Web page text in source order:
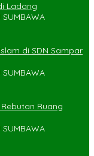
Ladang
SUMBAWA
di SDN Sampar
SUMBAWA
Ruang
SUMBAWA